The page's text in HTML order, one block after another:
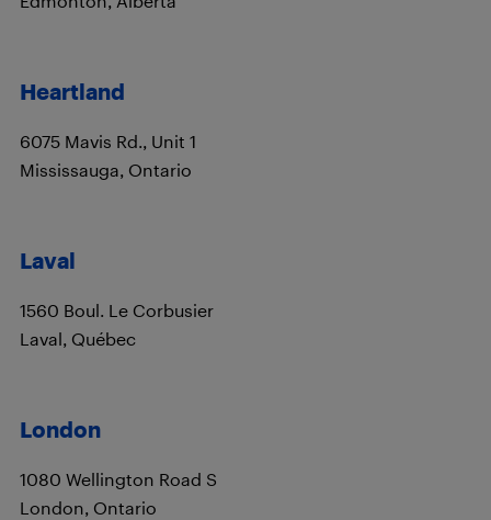
Heartland
6075 Mavis Rd., Unit 1
Mississauga, Ontario
Laval
1560 Boul. Le Corbusier
Laval, Québec
London
1080 Wellington Road S
London, Ontario